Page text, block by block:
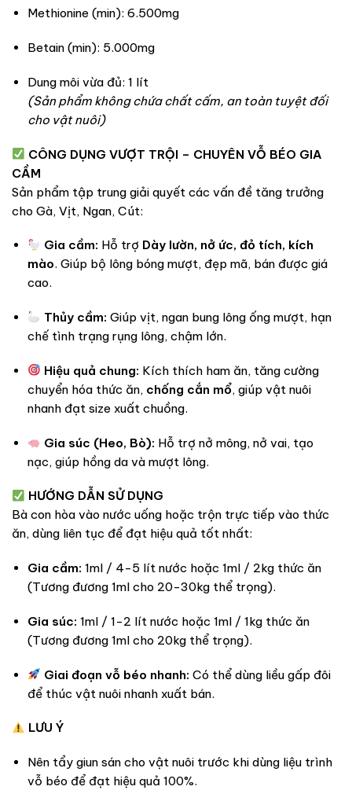
Methionine (min): 6.500mg
Betain (min): 5.000mg
Dung môi vừa đủ: 1 lít
(Sản phẩm không chứa chất cấm, an toàn tuyệt đối
cho vật nuôi)
CÔNG DỤNG VƯỢT TRỘI – CHUYÊN VỖ BÉO GIA
CẦM
Sản phẩm tập trung giải quyết các vấn đề tăng trưởng
cho Gà, Vịt, Ngan, Cút:
Gia cầm: Hỗ trợ Dày lườn, nở ức, đỏ tích, kích
mào. Giúp bộ lông bóng mượt, đẹp mã, bán được giá
cao.
Thủy cầm: Giúp vịt, ngan bung lông ống mượt, hạn
chế tình trạng rụng lông, chậm lớn.
Hiệu quả chung: Kích thích ham ăn, tăng cường
chuyển hóa thức ăn, chống cắn mổ, giúp vật nuôi
nhanh đạt size xuất chuồng.
Gia súc (Heo, Bò): Hỗ trợ nở mông, nở vai, tạo
nạc, giúp hồng da và mượt lông.
HƯỚNG DẪN SỬ DỤNG
Bà con hòa vào nước uống hoặc trộn trực tiếp vào thức
ăn, dùng liên tục để đạt hiệu quả tốt nhất:
Gia cầm: 1ml / 4-5 lít nước hoặc 1ml / 2kg thức ăn
(Tương đương 1ml cho 20-30kg thể trọng).
Gia súc: 1ml / 1-2 lít nước hoặc 1ml / 1kg thức ăn
(Tương đương 1ml cho 20kg thể trọng).
Giai đoạn vỗ béo nhanh: Có thể dùng liều gấp đôi
để thúc vật nuôi nhanh xuất bán.
LƯU Ý
Nên tẩy giun sán cho vật nuôi trước khi dùng liệu trình
vỗ béo để đạt hiệu quả 100%.